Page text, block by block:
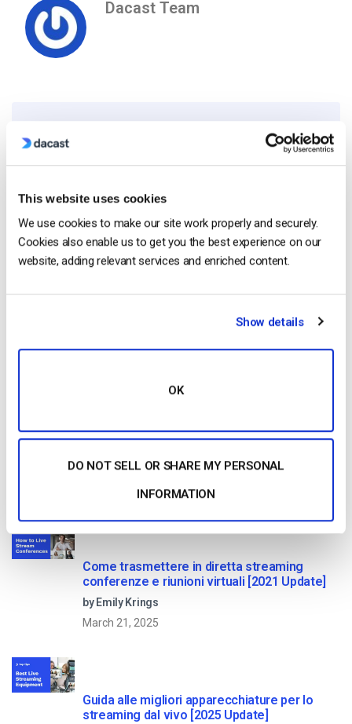
This website uses cookies
We use cookies to make our site work properly and securely.
Cookies also enable us to get you the best experience on our
website, adding relevant services and enriched content.
Show details
OK
DO NOT SELL OR SHARE MY PERSONAL
INFORMATION
Dacast Team
Free 14-Day Trial
Get Started!
Start streaming immediately
No credit card required
Confronto tra le 25 migliori piattaforme di
by Max Wilbert
January 13, 2026
Come trasmettere in diretta streaming
conferenze e riunioni virtuali [2021 Update]
by Emily Krings
March 21, 2025
Guida alle migliori apparecchiature per lo
streaming dal vivo [2025 Update]